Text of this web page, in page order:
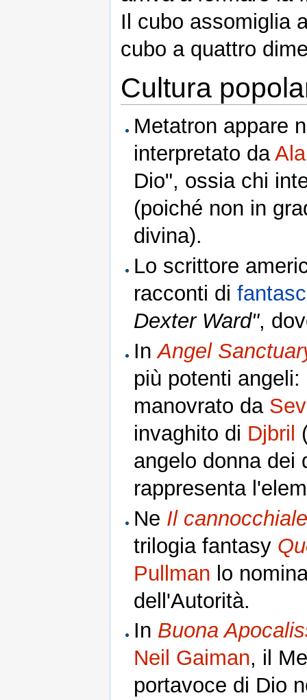
Il cubo assomiglia
cubo a quattro
Cultura
Metatron appare
interpretato da
Dio", ossia chi
(poiché non in
divina).
Lo scrittore
racconti di
Dexter Ward",
InAngel
più potenti
manovrato da
invaghito di Djbril
angelo donna dei
rappresenta
Ne Il
trilogia fantasy
Pullman lo
dell'Autorità.
In Buona
Neil Gaiman, il
portavoce di Dio